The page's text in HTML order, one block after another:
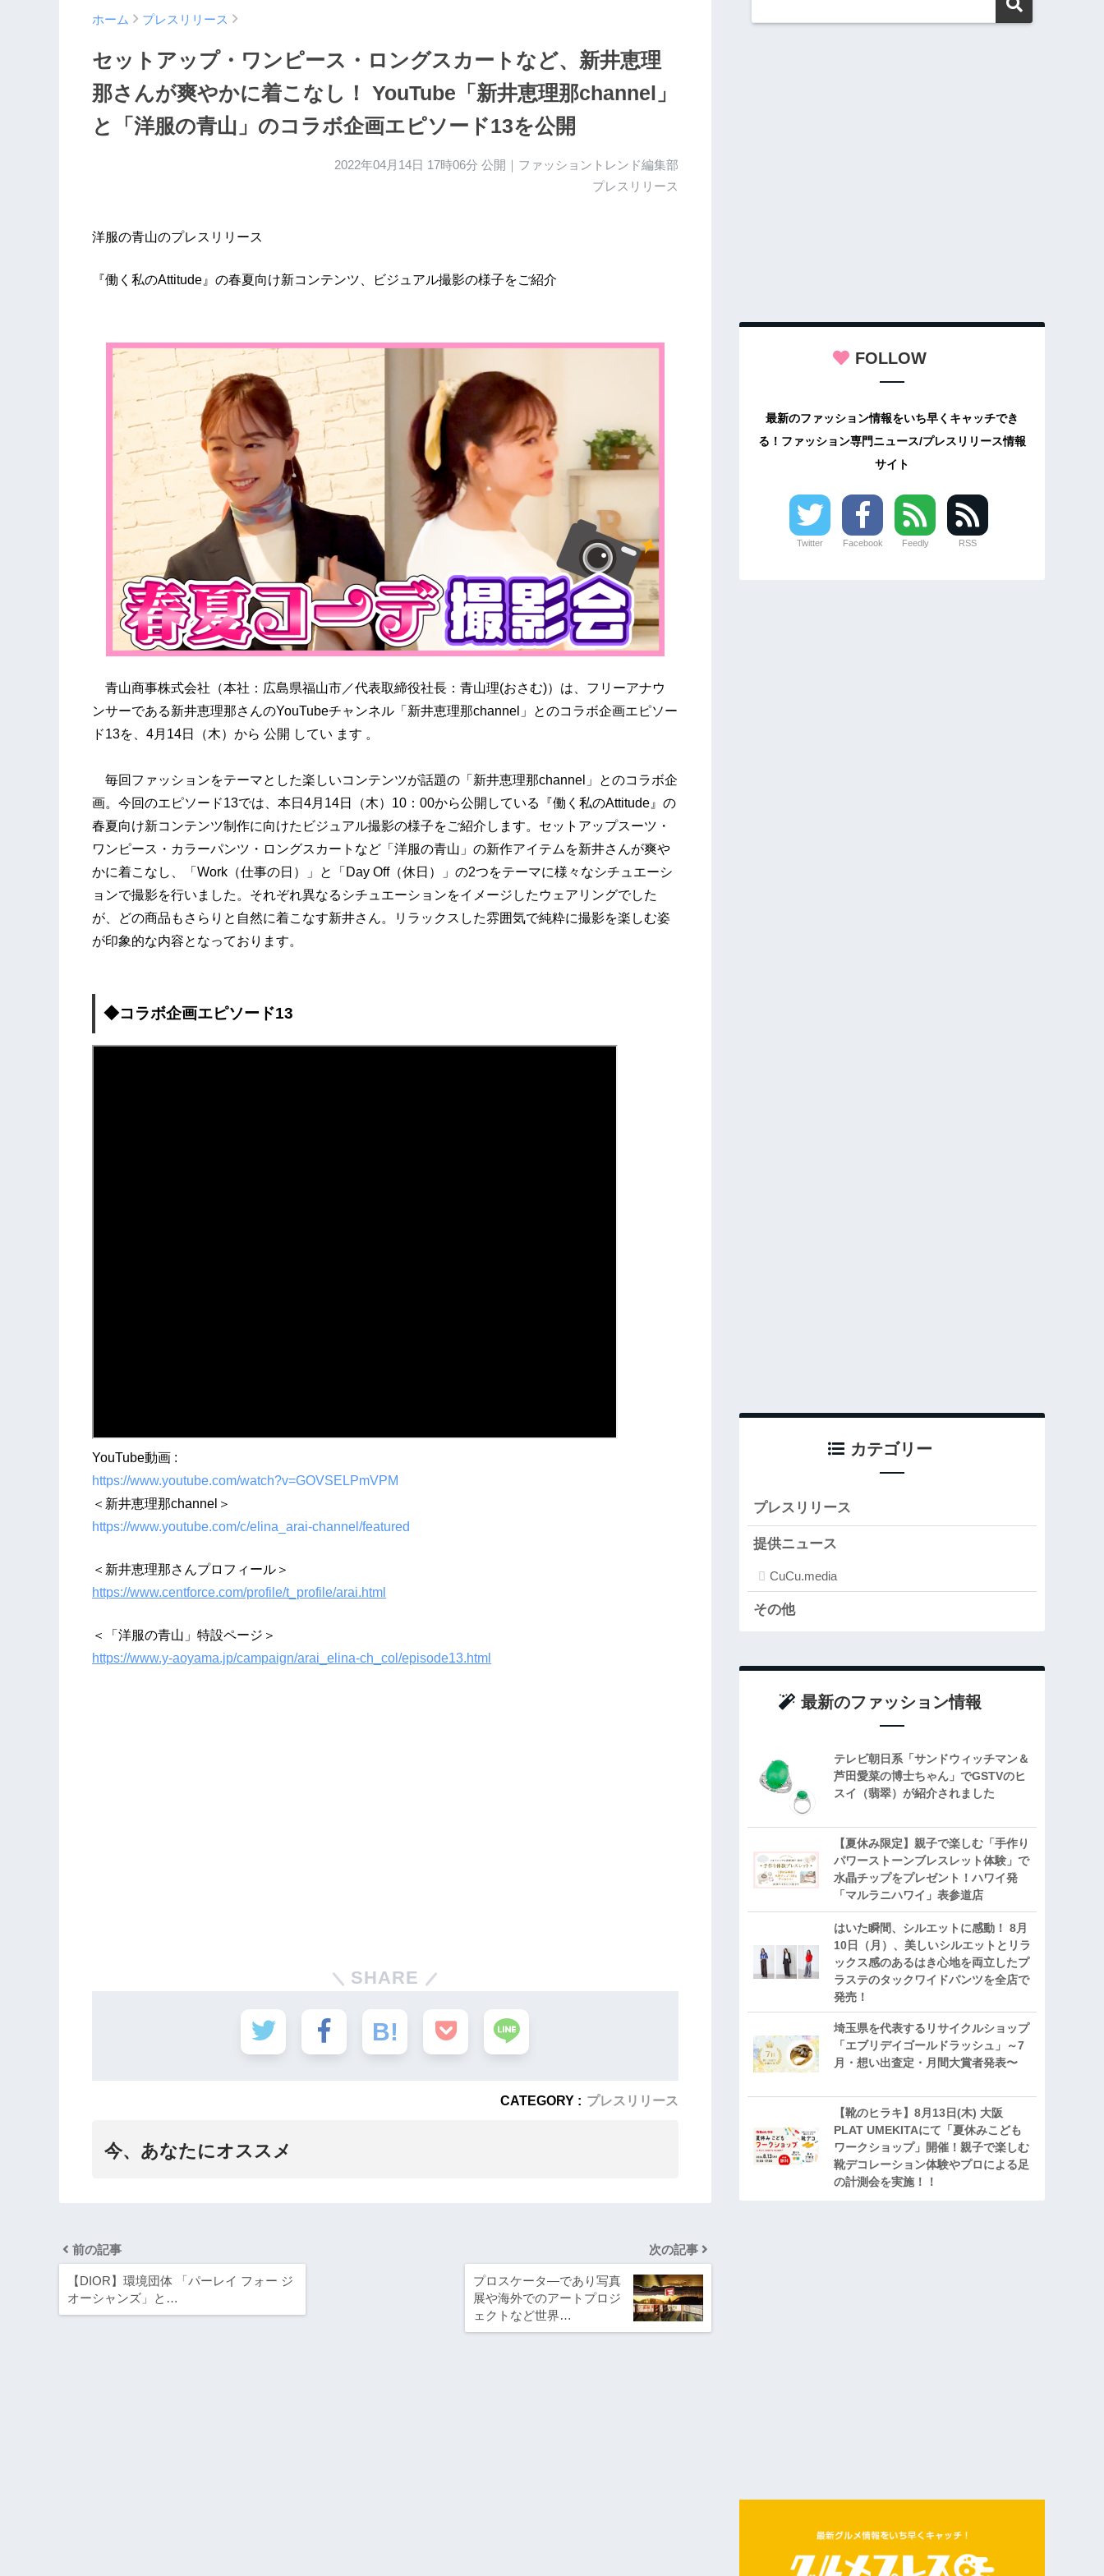
ホーム プレスリリース
セットアップ・ワンピース・ロングスカートなど、新井恵理
那さんが爽やかに着こなし！ YouTube「新井恵理那channel」
と「洋服の青山」のコラボ企画エピソード13を公開
2022年04月14日 17時06分 公開｜ファッショントレンド編集部
プレスリリース
洋服の青山のプレスリリース
『働く私のAttitude』の春夏向け新コンテンツ、ビジュアル撮影の様子をご紹介
青山商事株式会社（本社：広島県福山市／代表取締役社長：青山理(おさむ)）は、フリーアナウ
ンサーである新井恵理那さんのYouTubeチャンネル「新井恵理那channel」とのコラボ企画エピソー
ド13を、4月14日（木）から 公開 してい ます 。
毎回ファッションをテーマとした楽しいコンテンツが話題の「新井恵理那channel」とのコラボ企
画。今回のエピソード13では、本日4月14日（木）10：00から公開している『働く私のAttitude』の
春夏向け新コンテンツ制作に向けたビジュアル撮影の様子をご紹介します。セットアップスーツ・
ワンピース・カラーパンツ・ロングスカートなど「洋服の青山」の新作アイテムを新井さんが爽や
かに着こなし、「Work（仕事の日）」と「Day Off（休日）」の2つをテーマに様々なシチュエーシ
ョンで撮影を行いました。それぞれ異なるシチュエーションをイメージしたウェアリングでした
が、どの商品もさらりと自然に着こなす新井さん。リラックスした雰囲気で純粋に撮影を楽しむ姿
が印象的な内容となっております。
◆コラボ企画エピソード13
YouTube動画 :
https://www.youtube.com/watch?v=GOVSELPmVPM
＜新井恵理那channel＞
https://www.youtube.com/c/elina_arai-channel/featured
＜新井恵理那さんプロフィール＞
https://www.centforce.com/profile/t_profile/arai.html
＜「洋服の青山」特設ページ＞
https://www.y-aoyama.jp/campaign/arai_elina-ch_col/episode13.html
SHARE
CATEGORY : プレスリリース
今、あなたにオススメ
前の記事
【DIOR】環境団体 「パーレイ フォー ジ
オーシャンズ」と…
次の記事
プロスケータ―であり写真
展や海外でのアートプロジ
ェクトなど世界…
FOLLOW
最新のファッション情報をいち早くキャッチでき
る！ファッション専門ニュース/プレスリリース情報
サイト
Twitter Facebook Feedly RSS
カテゴリー
プレスリリース
提供ニュース
CuCu.media
その他
最新のファッション情報
テレビ朝日系「サンドウィッチマン＆
芦田愛菜の博士ちゃん」でGSTVのヒ
スイ（翡翠）が紹介されました
【夏休み限定】親子で楽しむ「手作り
パワーストーンブレスレット体験」で
水晶チップをプレゼント！ハワイ発
「マルラニハワイ」表参道店
はいた瞬間、シルエットに感動！ 8月
10日（月）、美しいシルエットとリラ
ックス感のあるはき心地を両立したプ
ラステのタックワイドパンツを全店で
発売！
埼玉県を代表するリサイクルショップ
「エブリデイゴールドラッシュ」～7
月・想い出査定・月間大賞者発表〜
【靴のヒラキ】8月13日(木) 大阪
PLAT UMEKITAにて「夏休みこども
ワークショップ」開催！親子で楽しむ
靴デコレーション体験やプロによる足
の計測会を実施！！